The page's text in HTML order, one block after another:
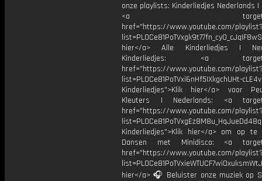
onze playlists: Kinderliedjes Nederlands |
<a
href="https://www.youtube.com/
hier</a> Alle Kinderliedjes |
Kinderliedjes: <a
href="https://www.youtube.com/
list=PL0Ce81PoTVxi6nHf5IXkgchUHt-
Kinderliedjes">Klik hier</a> voor
Kleuters | Nederlands: <a
href="https://www.youtube.com/
Kinderliedjes">Klik hier</a> om op te
Dansen met Minidisco: <a
href="https://www.youtube.com/
hier</a> 🎧 Beluister onze muziek op